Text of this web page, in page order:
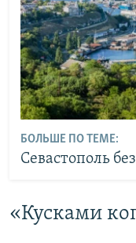
БОЛЬШЕ ПО ТЕМЕ:
Севастополь
«Кусками